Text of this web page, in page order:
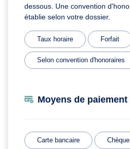
dessous. Une convention
établie selon votre dossier.
Taux horaire Forfait
Selon convention d'honoraires
Moyens de paiement
Carte bancaire Chèque